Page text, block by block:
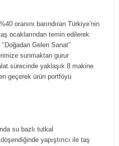
oranını barındıran Türkiye’nin
ocaklarından temin edilerek
Gelen Sanat’’
sunmaktan gurur
sürecinde yaklaşık 8 makine
geçerek ürün portföyü
su bazlı tutkal
yapıştırıcı ile taş